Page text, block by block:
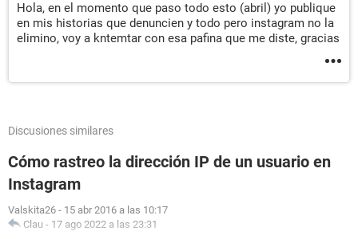
Hola, en el momento que paso todo esto (abril) yo publique
en mis historias que denuncien y todo pero instagram no la
elimino, voy a kntemtar con esa pafina que me diste, gracias
Discusiones similares
Cómo rastreo la dirección IP de un usuario en
Instagram
Valskita26 - 15 abr 2016 a las 10:17
Clau - 17 ago 2022 a las 23:31